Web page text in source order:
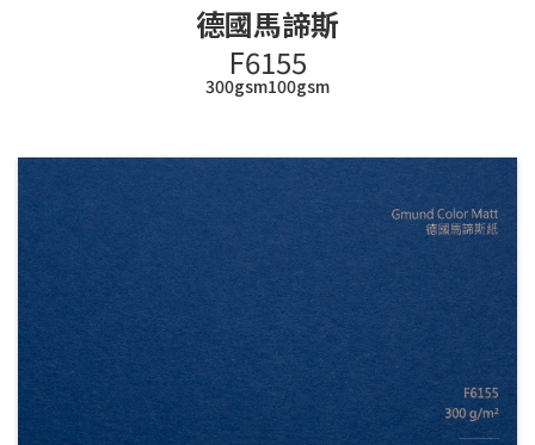
德國馬諦斯
F6155
300gsm100gsm